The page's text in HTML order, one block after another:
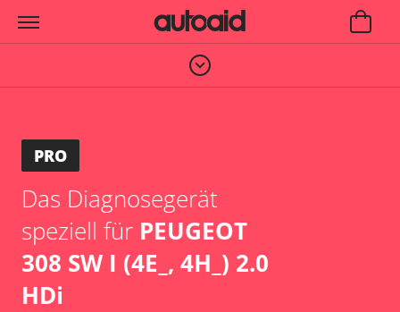
PRO
Das Diagnosegerät
speziell für PEUGEOT
308 SW I (4E_, 4H_) 2.0
HDi